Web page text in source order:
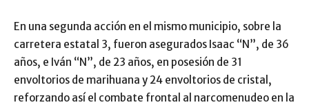
En una segunda acción en el mismo municipio, sobre la
carretera estatal 3, fueron asegurados Isaac “N”, de 36
años, e Iván “N”, de 23 años, en posesión de 31
envoltorios de marihuana y 24 envoltorios de cristal,
reforzando así el combate frontal al narcomenudeo en la